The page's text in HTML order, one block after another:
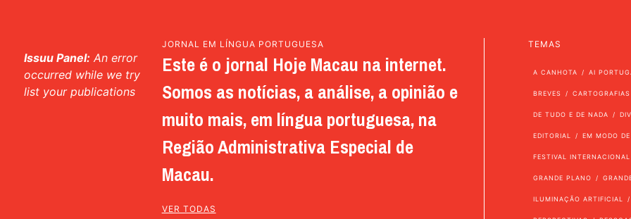
Issuu Panel: An error
occurred while we try
list your publications
JORNAL EM LÍNGUA PORTUGUESA
Este é o jornal Hoje Macau na internet.
Somos as notícias, a análise, a opinião e
muito mais, em língua portuguesa, na
Região Administrativa Especial de
Macau.
VER TODAS
TEMAS
A CANHOTA AI
BREVES CARTOGRAFIAS
DE TUDO E DE NADA
EDITORIAL EM MODO
FESTIVAL
GRANDE PLANO
ILUMINAÇÃO ARTIFICIAL